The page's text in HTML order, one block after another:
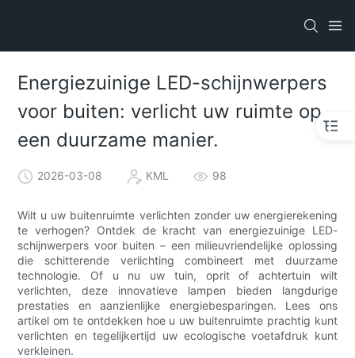
Energiezuinige LED-schijnwerpers
voor buiten: verlicht uw ruimte op
een duurzame manier.
2026-03-08 KML 98
Wilt u uw buitenruimte verlichten zonder uw energierekening
te verhogen? Ontdek de kracht van energiezuinige LED-
schijnwerpers voor buiten – een milieuvriendelijke oplossing
die schitterende verlichting combineert met duurzame
technologie. Of u nu uw tuin, oprit of achtertuin wilt
verlichten, deze innovatieve lampen bieden langdurige
prestaties en aanzienlijke energiebesparingen. Lees ons
artikel om te ontdekken hoe u uw buitenruimte prachtig kunt
verlichten en tegelijkertijd uw ecologische voetafdruk kunt
verkleinen.